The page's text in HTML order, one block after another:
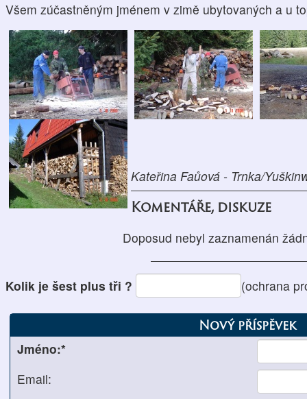
Všem zúčastněným jménem v zimě ubytovaných a u
Kateřina Faůová - Trnka/
Komentáře, diskuze
Doposud nebyl zaznamenán
Kolik je šest plus tři ? (ochrana
Nový příspěvek
Jméno:*
Email: